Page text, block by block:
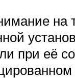
на
при её